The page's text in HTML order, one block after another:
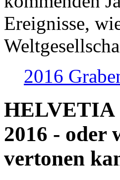
Ereignisse,
2016
HELVETIA
2016 - oder
vertonen